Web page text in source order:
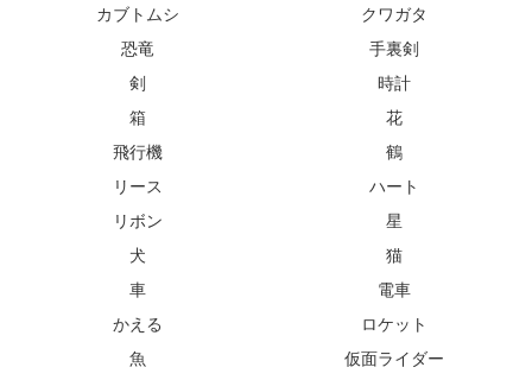
カブトムシ
クワガタ
恐竜
手裏剣
剣
時計
箱
花
飛行機
鶴
リース
ハート
リボン
星
犬
猫
車
電車
かえる
ロケット
魚
仮面ライダー